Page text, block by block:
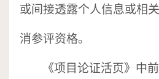
或间接透露个人信息或相
消参评资格。
《项目论证活页》中